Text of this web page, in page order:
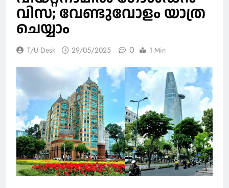
വിസ; വേണ്ടുവോളം യാത്ര
ചെയ്യാം
T/U Desk 29/05/2025 0 1 Min